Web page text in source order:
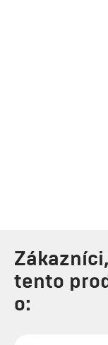
tento
o: